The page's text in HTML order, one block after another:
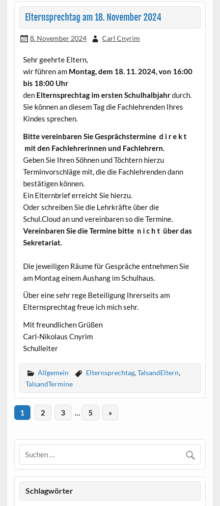
Elternsprechtag am 18. November 2024
8. November 2024 Carl Cnyrim
Sehr geehrte Eltern,
wir führen am Montag, dem 18. 11. 2024, von 16:00
bis 18:00 Uhr
den Elternsprechtag im ersten Schulhalbjahrdurch.
Sie können an diesem Tag die Fachlehrenden Ihres
Kindes sprechen.
Bitte vereinbaren Sie Gesprächstermine d i r e k t
mit den Fachlehrerinnen und Fachlehrern.
Geben Sie Ihren Söhnen und Töchtern hierzu
Terminvorschläge mit, die die Fachlehrenden dann
bestätigen können.
Ein Elternbrief erreicht Sie hierzu.
Oder schreiben Sie die Lehrkräfte über die
Schul.Cloud an und vereinbaren so die Termine.
Vereinbaren Sie die Termine bitte n i c h t über das
Sekretariat.
Die jeweiligen Räume für Gespräche entnehmen Sie
am Montag einem Aushang im Schulhaus.
Über eine sehr rege Beteiligung Ihrerseits am
Elternsprechtag freue ich mich sehr.
Mit freundlichen Grüßen
Carl-Nikolaus Cnyrim
Schulleiter
Allgemein Elternsprechtag,TalsandEltern,
TalsandTermine
1 2 3 … 5 »
Schlagwörter